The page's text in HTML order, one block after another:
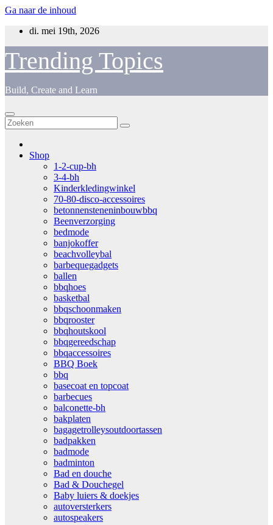
Ga naar de inhoud
di. mei 19th, 2026
Trending Topics
Build, Create and Learn
Shop
1-2-cup-bh
3-4-bh
Kinderkledingwinkel
70-80-disco-accessoires
betonnensteneninbouwbbq
Beenverzorging
bedmode
banjokoffer
beachvolleybal
barbequegadgets
ballen
bbqhoes
basketbal
bbqschoonmaken
bbqrooster
bbqhoutskool
bbqgereedschap
bbqaccessoires
BBQ Boek
bbq
basecoat en topcoat
barbecues
balconette-bh
bakplaten
bagagetrolleysoutdoortassen
badpakken
badmode
badminton
Bad en douche
Bad & Douchegel
Baby luiers & doekjes
autoversterkers
autospeakers